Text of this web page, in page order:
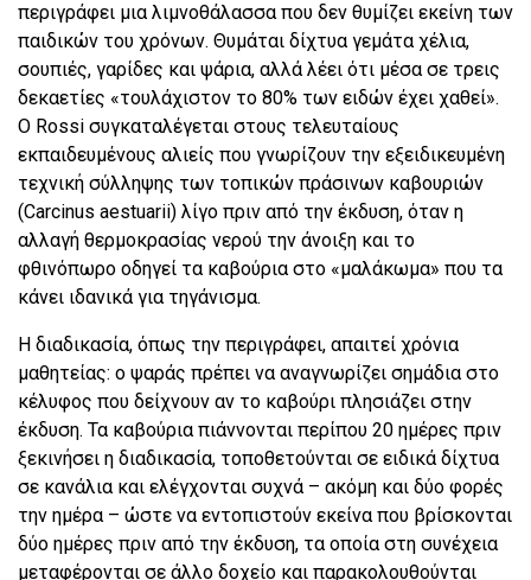
περιγράφει μια λιμνοθάλασσα που δεν θυμίζει εκείνη των
παιδικών του χρόνων. Θυμάται δίχτυα γεμάτα χέλια,
σουπιές, γαρίδες και ψάρια, αλλά λέει ότι μέσα σε τρεις
δεκαετίες «τουλάχιστον το 80% των ειδών έχει χαθεί».
Ο Rossi συγκαταλέγεται στους τελευταίους
εκπαιδευμένους αλιείς που γνωρίζουν την εξειδικευμένη
τεχνική σύλληψης των τοπικών πράσινων καβουριών
(Carcinus aestuarii) λίγο πριν από την έκδυση, όταν η
αλλαγή θερμοκρασίας νερού την άνοιξη και το
φθινόπωρο οδηγεί τα καβούρια στο «μαλάκωμα» που τα
κάνει ιδανικά για τηγάνισμα.
Η διαδικασία, όπως την περιγράφει, απαιτεί χρόνια
μαθητείας: ο ψαράς πρέπει να αναγνωρίζει σημάδια στο
κέλυφος που δείχνουν αν το καβούρι πλησιάζει στην
έκδυση. Τα καβούρια πιάννονται περίπου 20 ημέρες πριν
ξεκινήσει η διαδικασία, τοποθετούνται σε ειδικά δίχτυα
σε κανάλια και ελέγχονται συχνά – ακόμη και δύο φορές
την ημέρα – ώστε να εντοπιστούν εκείνα που βρίσκονται
δύο ημέρες πριν από την έκδυση, τα οποία στη συνέχεια
μεταφέρονται σε άλλο δοχείο και παρακολουθούνται